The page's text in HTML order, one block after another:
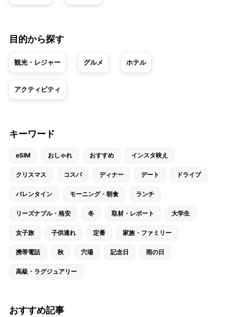
目的から探す
観光・レジャー グルメ ホテル
アクティビティ
キーワード
eSIM おしゃれ おすすめ インスタ映え
クリスマス コスパ ディナー デート ドライブ
バレンタイン モーニング・朝食 ランチ
リーズナブル・格安 冬 取材・レポート 大学生
女子旅 子供連れ 定番 家族・ファミリー
携帯電話 秋 穴場 記念日 雨の日
高級・ラグジュアリー
おすすめ記事